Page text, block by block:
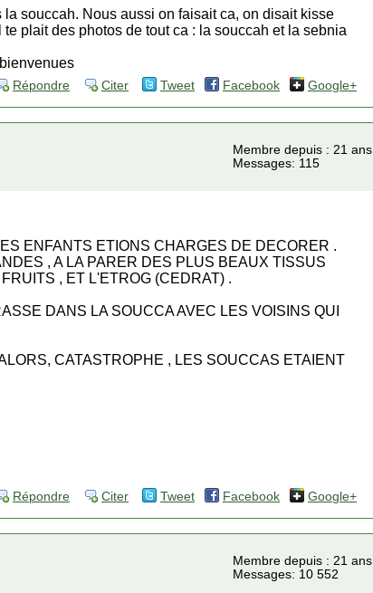
souccah. Nous aussi on faisait ca, on disait kisse
plait des photos de tout ca : la souccah et la sebnia
Répondre Citer Tweet Facebook Google+
Membre depuis : 21 ans
Messages: 115
ENFANTS ETIONS CHARGES DE DECORER .
, A LA PARER DES PLUS BEAUX TISSUS
, ET L'ETROG (CEDRAT) .
DANS LA SOUCCA AVEC LES VOISINS QUI
CATASTROPHE , LES SOUCCAS ETAIENT
Répondre Citer Tweet Facebook Google+
Membre depuis : 21 ans
Messages: 10 552